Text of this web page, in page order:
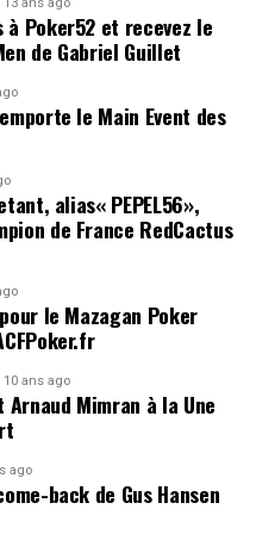
à Poker52 et recevez le
de Gabriel Guillet
le Main Event des
alias« PEPEL56»,
de France RedCactus
le Mazagan Poker
10 ans ago
Mimran à la Une
ago
back de Gus Hansen